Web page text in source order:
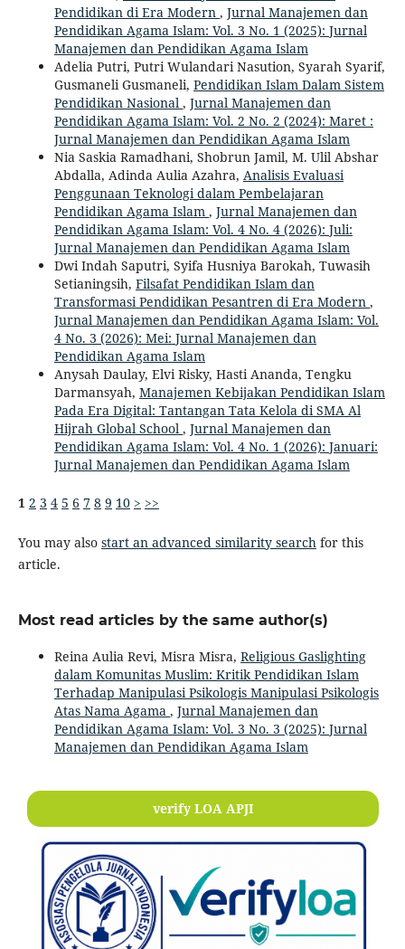
Pendidikan di Era Modern , Jurnal Manajemen dan
Pendidikan Agama Islam: Vol. 3 No. 1 (2025): Jurnal
Manajemen dan Pendidikan Agama Islam
Adelia Putri, Putri Wulandari Nasution, Syarah Syarif,
Gusmaneli Gusmaneli, Pendidikan Islam Dalam Sistem
Pendidikan Nasional , Jurnal Manajemen dan
Pendidikan Agama Islam: Vol. 2 No. 2 (2024): Maret :
Jurnal Manajemen dan Pendidikan Agama Islam
Nia Saskia Ramadhani, Shobrun Jamil, M. Ulil Abshar
Abdalla, Adinda Aulia Azahra, Analisis Evaluasi
Penggunaan Teknologi dalam Pembelajaran
Pendidikan Agama Islam , Jurnal Manajemen dan
Pendidikan Agama Islam: Vol. 4 No. 4 (2026): Juli:
Jurnal Manajemen dan Pendidikan Agama Islam
Dwi Indah Saputri, Syifa Husniya Barokah, Tuwasih
Setianingsih, Filsafat Pendidikan Islam dan
Transformasi Pendidikan Pesantren di Era Modern ,
Jurnal Manajemen dan Pendidikan Agama Islam: Vol.
4 No. 3 (2026): Mei: Jurnal Manajemen dan
Pendidikan Agama Islam
Anysah Daulay, Elvi Risky, Hasti Ananda, Tengku
Darmansyah, Manajemen Kebijakan Pendidikan Islam
Pada Era Digital: Tantangan Tata Kelola di SMA Al
Hijrah Global School , Jurnal Manajemen dan
Pendidikan Agama Islam: Vol. 4 No. 1 (2026): Januari:
Jurnal Manajemen dan Pendidikan Agama Islam
1 2 3 4 5 6 7 8 9 10 > >>
You may also start an advanced similarity search for this
article.
Most read articles by the same author(s)
Reina Aulia Revi, Misra Misra, Religious Gaslighting
dalam Komunitas Muslim: Kritik Pendidikan Islam
Terhadap Manipulasi Psikologis Manipulasi Psikologis
Atas Nama Agama , Jurnal Manajemen dan
Pendidikan Agama Islam: Vol. 3 No. 3 (2025): Jurnal
Manajemen dan Pendidikan Agama Islam
verify LOA APJI